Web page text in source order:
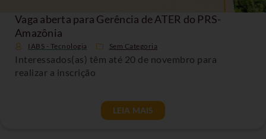
Vaga aberta para Gerência de ATER do PRS-
Amazônia
IABS - Tecnologia Sem Categoria
Interessados(as) têm até 20 de novembro para
realizar a inscrição
LEIA MAIS